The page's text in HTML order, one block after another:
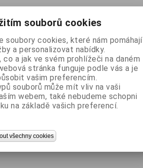
souborů cookies
soubory cookies, které nám pomáhají
a personalizovat nabídky.
a jak ve svém prohlížeči na daném
stránka funguje podle vás a je
vašim preferencím.
souborů může mít vliv na vaši
webem, také nebudeme schopni
na základě vašich preferencí.
všechny cookies